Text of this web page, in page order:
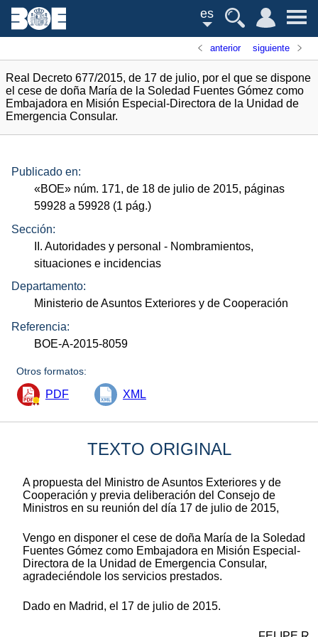
es
anterior siguiente
Real Decreto 677/2015, de 17 de julio, por el que se dispone
el cese de doña María de la Soledad Fuentes Gómez como
Embajadora en Misión Especial-Directora de la Unidad de
Emergencia Consular.
Publicado en:
«BOE» núm. 171, de 18 de julio de 2015, páginas
59928 a 59928 (1 pág.)
Sección:
II. Autoridades y personal - Nombramientos,
situaciones e incidencias
Departamento:
Ministerio de Asuntos Exteriores y de Cooperación
Referencia:
BOE-A-2015-8059
Otros formatos:
PDF XML
TEXTO ORIGINAL
A propuesta del Ministro de Asuntos Exteriores y de
Cooperación y previa deliberación del Consejo de
Ministros en su reunión del día 17 de julio de 2015,
Vengo en disponer el cese de doña María de la Soledad
Fuentes Gómez como Embajadora en Misión Especial-
Directora de la Unidad de Emergencia Consular,
agradeciéndole los servicios prestados.
Dado en Madrid, el 17 de julio de 2015.